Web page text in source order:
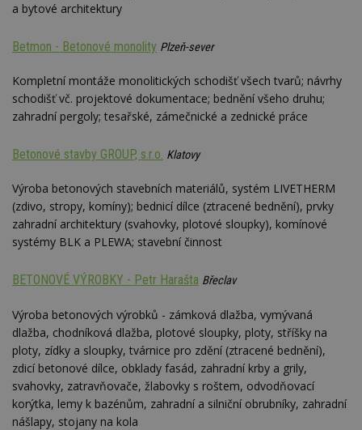
a bytové architektury
Betmon - Betonové monolity Plzeň-sever
Kompletní montáže monolitických schodišť všech tvarů; návrhy
schodišť vč. projektové dokumentace; bednění všeho druhu;
zahradní pergoly; tesařské, zámečnické a zednické práce
Betonové stavby GROUP, s.r.o. Klatovy
Výroba betonových stavebních materiálů, systém LIVETHERM
(zdivo, stropy, komíny); bednicí dílce (ztracené bednění), prvky
zahradní architektury (svahovky, plotové sloupky), komínové
systémy BLK a PLEWA; stavební činnost
BETONOVÉ VÝROBKY - Petr Harašta Břeclav
Výroba betonových výrobků - zámková dlažba, vymývaná
dlažba, chodníková dlažba, plotové sloupky, ploty, stříšky na
ploty, zídky a sloupky, tvárnice pro zdění (ztracené bednění),
zdicí betonové dílce, obklady fasád, zahradní krby a grily,
svahovky, zatravňovače, žlabovky s roštem, odvodňovací
korýtka, lemy k bazénům, zahradní a silniční obrubníky, zahradní
nášlapy, stojany na kola